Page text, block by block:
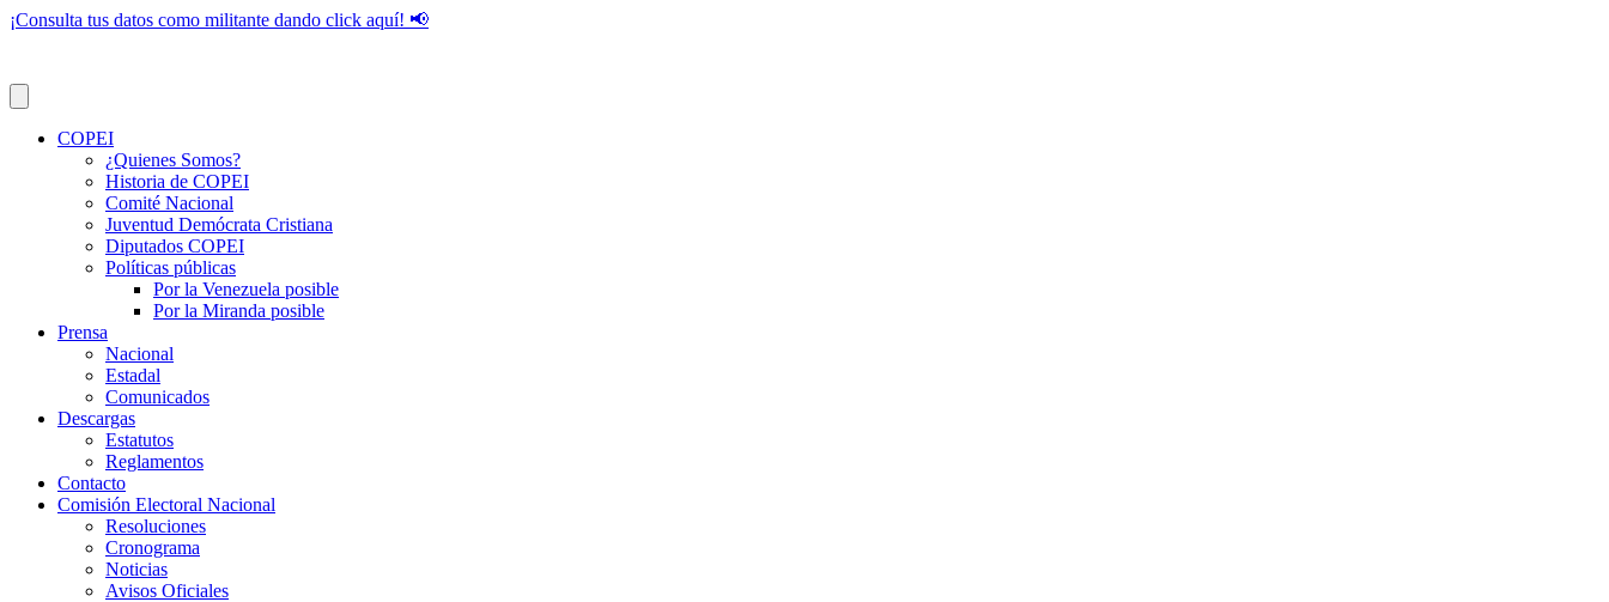
¡Consulta tus datos como militante dando click aquí! 📢
COPEI
¿Quienes Somos?
Historia de COPEI
Comité Nacional
Juventud Demócrata Cristiana
Diputados COPEI
Políticas públicas
Por la Venezuela posible
Por la Miranda posible
Prensa
Nacional
Estadal
Comunicados
Descargas
Estatutos
Reglamentos
Contacto
Comisión Electoral Nacional
Resoluciones
Cronograma
Noticias
Avisos Oficiales